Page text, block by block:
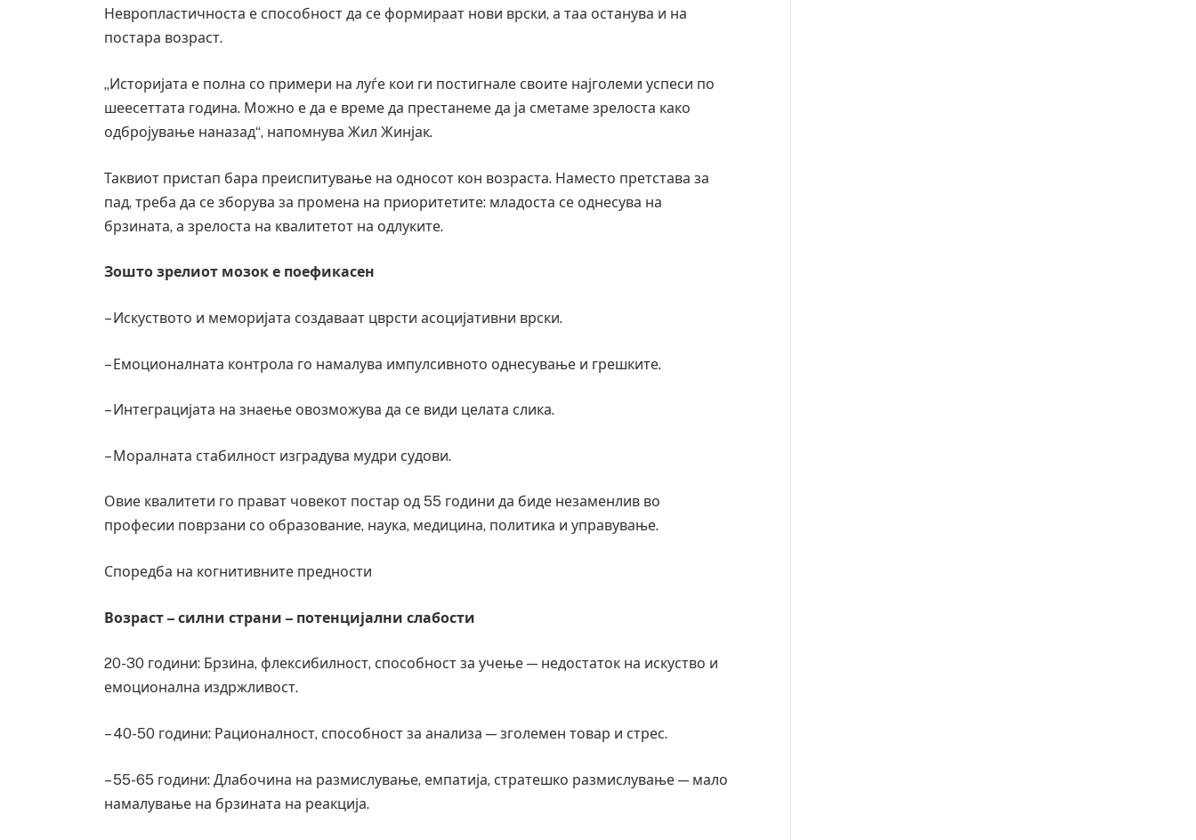
Невропластичноста е способност да се формираат нови врски, а таа останува и на
постара возраст.
„Историјата е полна со примери на луѓе кои ги постигнале своите најголеми успеси по
шеесеттата година. Можно е да е време да престанеме да ја сметаме зрелоста како
одбројување наназад“, напомнува Жил Жинјак.
Таквиот пристап бара преиспитување на односот кон возраста. Наместо претстава за
пад, треба да се зборува за промена на приоритетите: младоста се однесува на
брзината, а зрелоста на квалитетот на одлуките.
Зошто зрелиот мозок е поефикасен
– Искуството и меморијата создаваат цврсти асоцијативни врски.
– Емоционалната контрола го намалува импулсивното однесување и грешките.
– Интеграцијата на знаење овозможува да се види целата слика.
– Моралната стабилност изградува мудри судови.
Овие квалитети го прават човекот постар од 55 години да биде незаменлив во
професии поврзани со образование, наука, медицина, политика и управување.
Споредба на когнитивните предности
Возраст – силни страни – потенцијални слабости
20-30 години: Брзина, флексибилност, способност за учење — недостаток на искуство и
емоционална издржливост.
– 40-50 години: Рационалност, способност за анализа — зголемен товар и стрес.
– 55-65 години: Длабочина на размислување, емпатија, стратешко размислување — мало
намалување на брзината на реакција.